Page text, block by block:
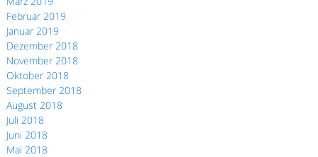
Februar 2019
Januar 2019
Dezember 2018
November 2018
Oktober 2018
September 2018
August 2018
Juli 2018
Juni 2018
Mai 2018